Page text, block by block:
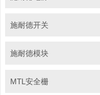
施耐德开关
施耐德模块
MTL安全栅